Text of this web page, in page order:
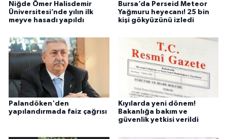
Niğde Ömer Halisdemir
Üniversitesi’nde yılın ilk
meyve hasadı yapıldı
Bursa’da Perseid Meteor
Yağmuru heyecanı! 25 bin
kişi gökyüzünü izledi
Palandöken'den
yapılandırmada faiz çağrısı
Kıyılarda yeni dönem!
Bakanlığa bakım ve
güvenlik yetkisi verildi